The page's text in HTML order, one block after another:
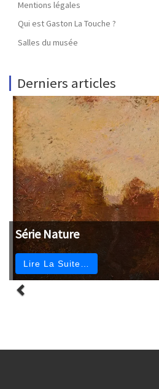
Mentions légales
Qui est Gaston La Touche ?
Salles du musée
Derniers articles
Série Nature
Lire La Suite…